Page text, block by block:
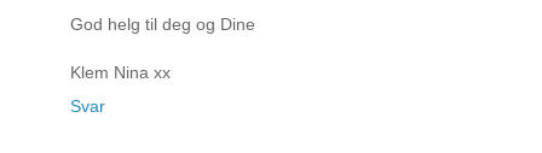
God helg til deg og Dine
Klem Nina xx
Svar